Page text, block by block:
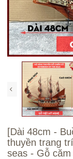
[Dài 48cm -
thuyền trang
seas - Gỗ